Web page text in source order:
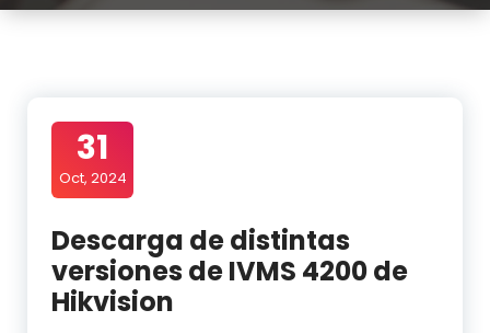
31
Oct, 2024
Descarga de distintas
versiones de IVMS 4200 de
Hikvision